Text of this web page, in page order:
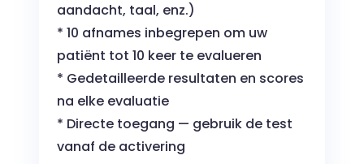
aandacht, taal, enz.)
* 10 afnames inbegrepen om uw
patiënt tot 10 keer te evalueren
* Gedetailleerde resultaten en scores
na elke evaluatie
* Directe toegang — gebruik de test
vanaf de activering